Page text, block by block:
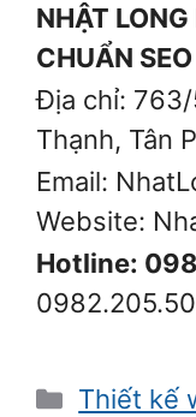
NHẬT
CHUẨN SEO
Địa chỉ: 763/
Thạnh, Tân
Email:
Website:
Hotline:
Danh
Thiết kế